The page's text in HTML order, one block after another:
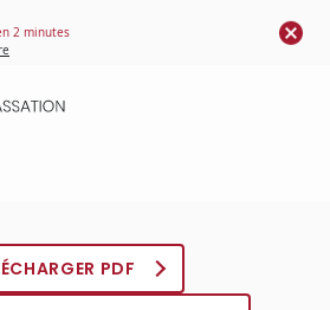
2 minutes
PDF